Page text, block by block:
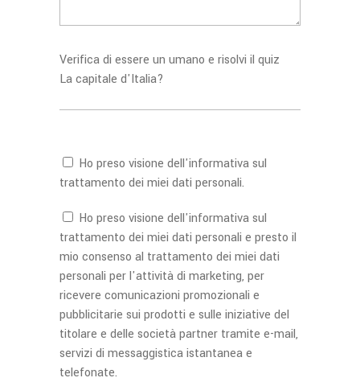
Verifica di essere un umano e risolvi il quiz
La capitale d'Italia?
Ho preso visione dell'informativasul
trattamento dei miei dati personali.
Ho preso visione dell'informativasul
trattamento dei miei dati personali e presto il
mio consenso al trattamento dei miei dati
personali per l'attività di marketing, per
ricevere comunicazioni promozionali e
pubblicitarie sui prodotti e sulle iniziative del
titolare e delle società partner tramite e-mail,
servizi di messaggistica istantanea e
telefonate.